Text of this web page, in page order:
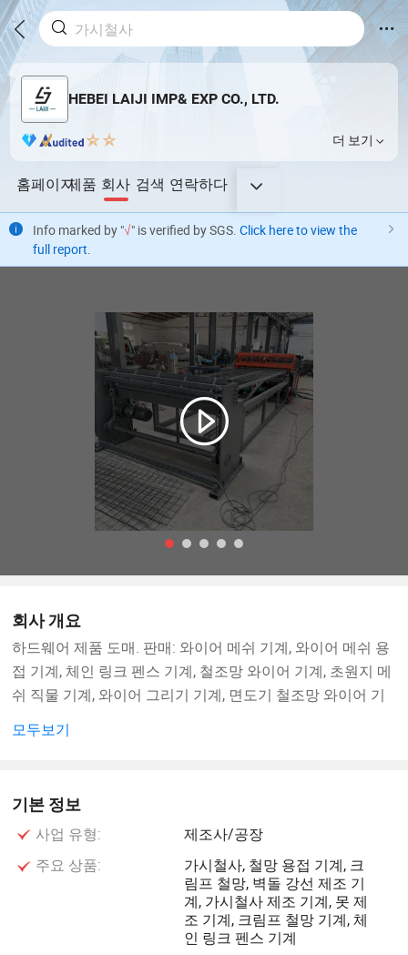
HEBEI LAIJI IMP& EXP CO., LTD.
더 보기
홈페이지제품 회사 검색 연락하다
Info marked by "√" is verified by SGS. Click here to view the
full report.
회사 개요
하드웨어 제품 도매. 판매: 와이어 메쉬 기계, 와이어 메쉬 용
접 기계, 체인 링크 펜스 기계, 철조망 와이어 기계, 초원지 메
쉬 직물 기계, 와이어 그리기 기계, 면도기 철조망 와이어 기
장비, 와이어 메쉬 기계 및 수출 사업. (법에 따라 승인이 필요
당사의 제품은 다음과 같습니다. 가벼운 전자동 용접 와이어
메쉬 기계(롤형), 대형
자동 용접 와이어 메쉬 기계(롤 내), 전자동 스테인리스강 용
접 와이어 메쉬 기계 (롤에 포함), 품종 Aquatics ROW 용접
모두보기
기본 정보
사업 유형:
제조사/공장
주요 상품:
가시철사, 철망 용접 기계, 크
림프 철망, 벽돌 강선 제조 기
계, 가시철사 제조 기계, 못 제
조 기계, 크림프 철망 기계, 체
인 링크 펜스 기계